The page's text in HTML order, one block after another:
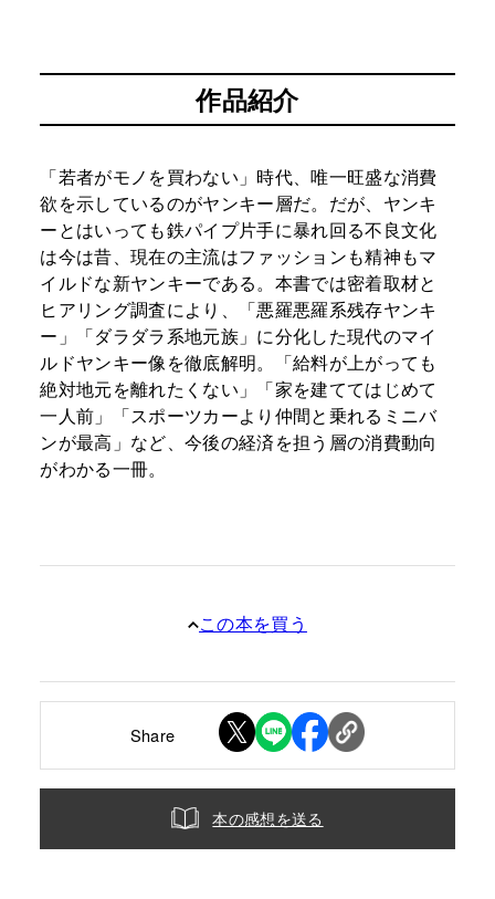
作品紹介
「若者がモノを買わない」時代、唯一旺盛な消費
欲を示しているのがヤンキー層だ。だが、ヤンキ
ーとはいっても鉄パイプ片手に暴れ回る不良文化
は今は昔、現在の主流はファッションも精神もマ
イルドな新ヤンキーである。本書では密着取材と
ヒアリング調査により、「悪羅悪羅系残存ヤンキ
ー」「ダラダラ系地元族」に分化した現代のマイ
ルドヤンキー像を徹底解明。「給料が上がっても
絶対地元を離れたくない」「家を建ててはじめて
一人前」「スポーツカーより仲間と乗れるミニバ
ンが最高」など、今後の経済を担う層の消費動向
がわかる一冊。
この本を買う
Share
本の感想を送る